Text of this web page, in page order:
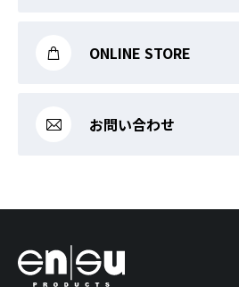
ONLINE STORE
お問い合わせ